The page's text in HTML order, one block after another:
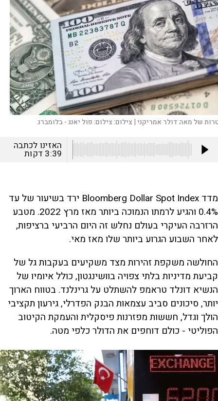
של מאה דולר אמריקני | צילום:צילום: פול יאנג - בלומברג
האזינו לכתבה
3:39 דקות
מדד Bloomberg Dollar Spot Index ירד בשיעור של עד
0.4% והגיע לרמתו הנמוכה ביותר מאז מרץ 2022. מטבע
הרזרבה העיקרי בעולם נחלש זה היום הרביעי ברציפות,
לאחר השבוע הגרוע ביותר שלו מאז מאי.
החולשה משקפת זהירות מצד משקיעים בעקבות גל של
קביעת מדיניות בלתי צפויה בוושינגטון, כולל איומיו של
הנשיא דונלד טראמפ להשתלט על גרינלנד. בטווח הארוך
יותר, סיכונים סביב עצמאות הבנק הפדרלי, גירעון תקציבי
הולך וגדל, חששות מפזרנות פיסקלית והעמקת הקיטוב
הפוליטי - כולם דוחפים את הדולר כלפי מטה.